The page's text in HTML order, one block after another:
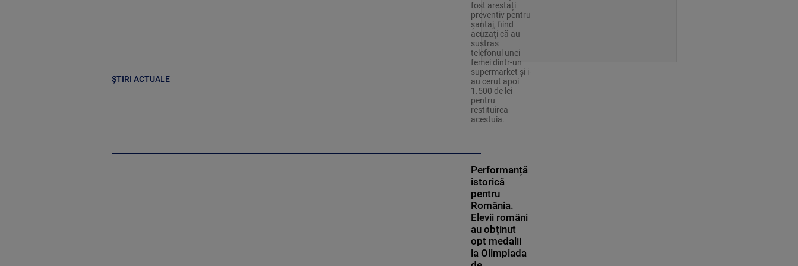
ȘTIRI ACTUALE
fost arestați
preventiv pentru
șantaj, fiind
acuzați că au
sustras
telefonul unei
femei dintr-un
supermarket și i-
au cerut apoi
1.500 de lei
pentru
restituirea
acestuia.
Performanță
istorică
pentru
România.
Elevii români
au obținut
opt medalii
la Olimpiada